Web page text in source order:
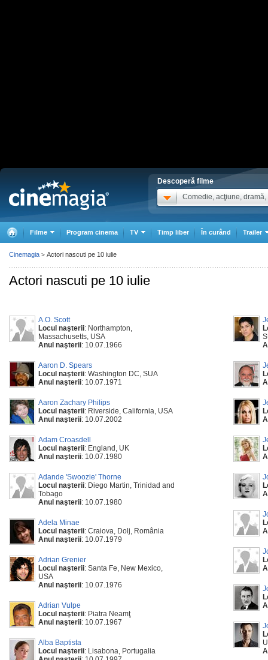
Descoperă filme
Comedie, acţiune, dramă,
Filme Program cinema TV Timp liber În curând Trailer
Actori nascuti pe 10 iulie
A.O. Scott
Locul naşterii: Northampton,
Massachusetts, USA
Anul naşterii: 10.07.1966
Aaron D. Spears
Locul naşterii: Washington DC, SUA
Anul naşterii: 10.07.1971
Aaron Zachary Philips
Locul naşterii: Riverside, California, USA
Anul naşterii: 10.07.2002
Adam Croasdell
Locul naşterii: England, UK
Anul naşterii: 10.07.1980
Adande 'Swoozie' Thorne
Locul naşterii: Diego Martin, Trinidad and
Tobago
Anul naşterii: 10.07.1980
Adela Minae
Locul naşterii: Craiova, Dolj, România
Anul naşterii: 10.07.1979
Adrian Grenier
Locul naşterii: Santa Fe, New Mexico,
USA
Anul naşterii: 10.07.1976
Adrian Vulpe
Locul naşterii: Piatra Neamţ
Anul naşterii: 10.07.1967
Alba Baptista
Locul naşterii: Lisabona, Portugalia
Cinemagia > Actori nascuti pe 10 iulie